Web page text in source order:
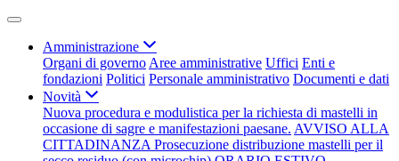
Amministrazione
Organi di governo Aree amministrative Uffici Enti e
fondazioni Politici Personale amministrativo Documenti e dati
Novità
Nuova procedura e modulistica per la richiesta di mastelli in
occasione di sagre e manifestazioni paesane. AVVISO ALLA
CITTADINANZA Prosecuzione distribuzione mastelli per il